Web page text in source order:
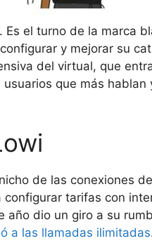
el turno de la marca
y mejorar su
del virtual, que
que más hablan
de las conexiones
tarifas con
año dio un giro a su
a las llamadas ilimitadas